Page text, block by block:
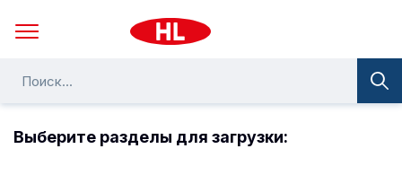
Выберите разделы для загрузки: